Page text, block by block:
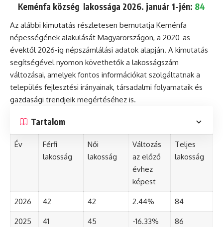
Keménfa község lakossága 2026. január 1-jén: 84
Az alábbi kimutatás részletesen bemutatja Keménfa
népességének alakulását Magyarországon, a 2020-as
évektől 2026-ig népszámlálási adatok alapján. A kimutatás
segítségével nyomon követhetők a lakosságszám
változásai, amelyek fontos információkat szolgáltatnak a
település fejlesztési irányainak, társadalmi folyamataik és
gazdasági trendjeik megértéséhez is.
Tartalom
Év
Férfi
lakosság
Női
lakosság
Változás
az előző
évhez
képest
Teljes
lakosság
2026 42 42 2.44% 84
2025 41 45 -16.33% 86